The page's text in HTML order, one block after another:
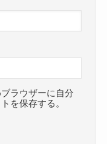
ラウザーに自分
を保存する。